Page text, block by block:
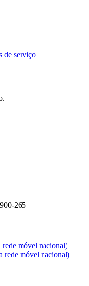
de serviço
265
rede móvel nacional)
rede móvel nacional)